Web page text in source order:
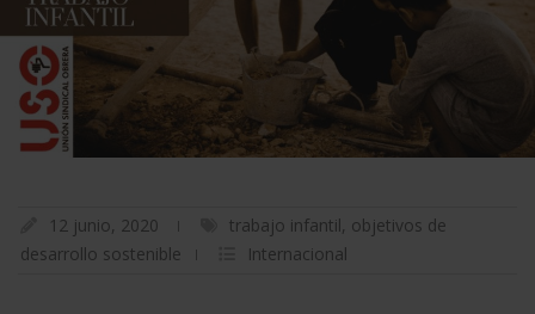
12 junio, 2020 trabajo infantil, objetivos de
desarrollo sostenible
Internacional